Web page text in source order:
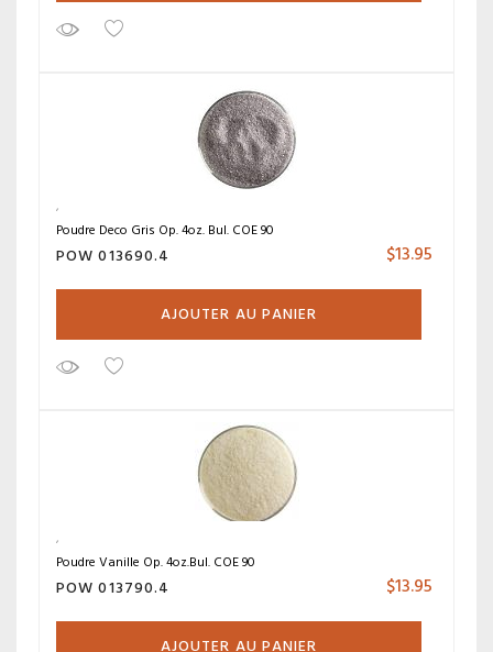
Poudre Deco Gris Op. 4oz. Bul. COE 90
POW 013690.4 $13.95
AJOUTER AU PANIER
Poudre Vanille Op. 4oz.Bul. COE 90
POW 013790.4 $13.95
AJOUTER AU PANIER